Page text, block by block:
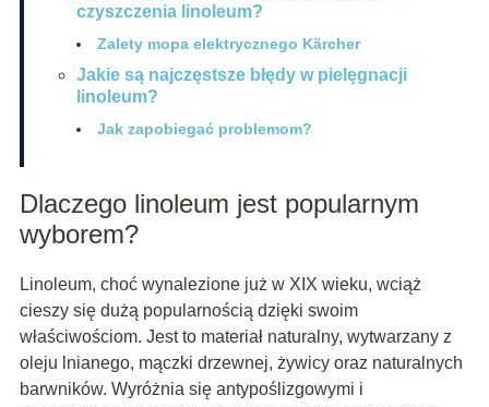
czyszczenia linoleum?
Zalety mopa elektrycznego Kärcher
Jakie są najczęstsze błędy w pielęgnacji
linoleum?
Jak zapobiegać problemom?
Dlaczego linoleum jest popularnym
wyborem?
Linoleum, choć wynalezione już w XIX wieku, wciąż
cieszy się dużą popularnością dzięki swoim
właściwościom. Jest to materiał naturalny, wytwarzany z
oleju lnianego, mączki drzewnej, żywicy oraz naturalnych
barwników. Wyróżnia się antypoślizgowymi i